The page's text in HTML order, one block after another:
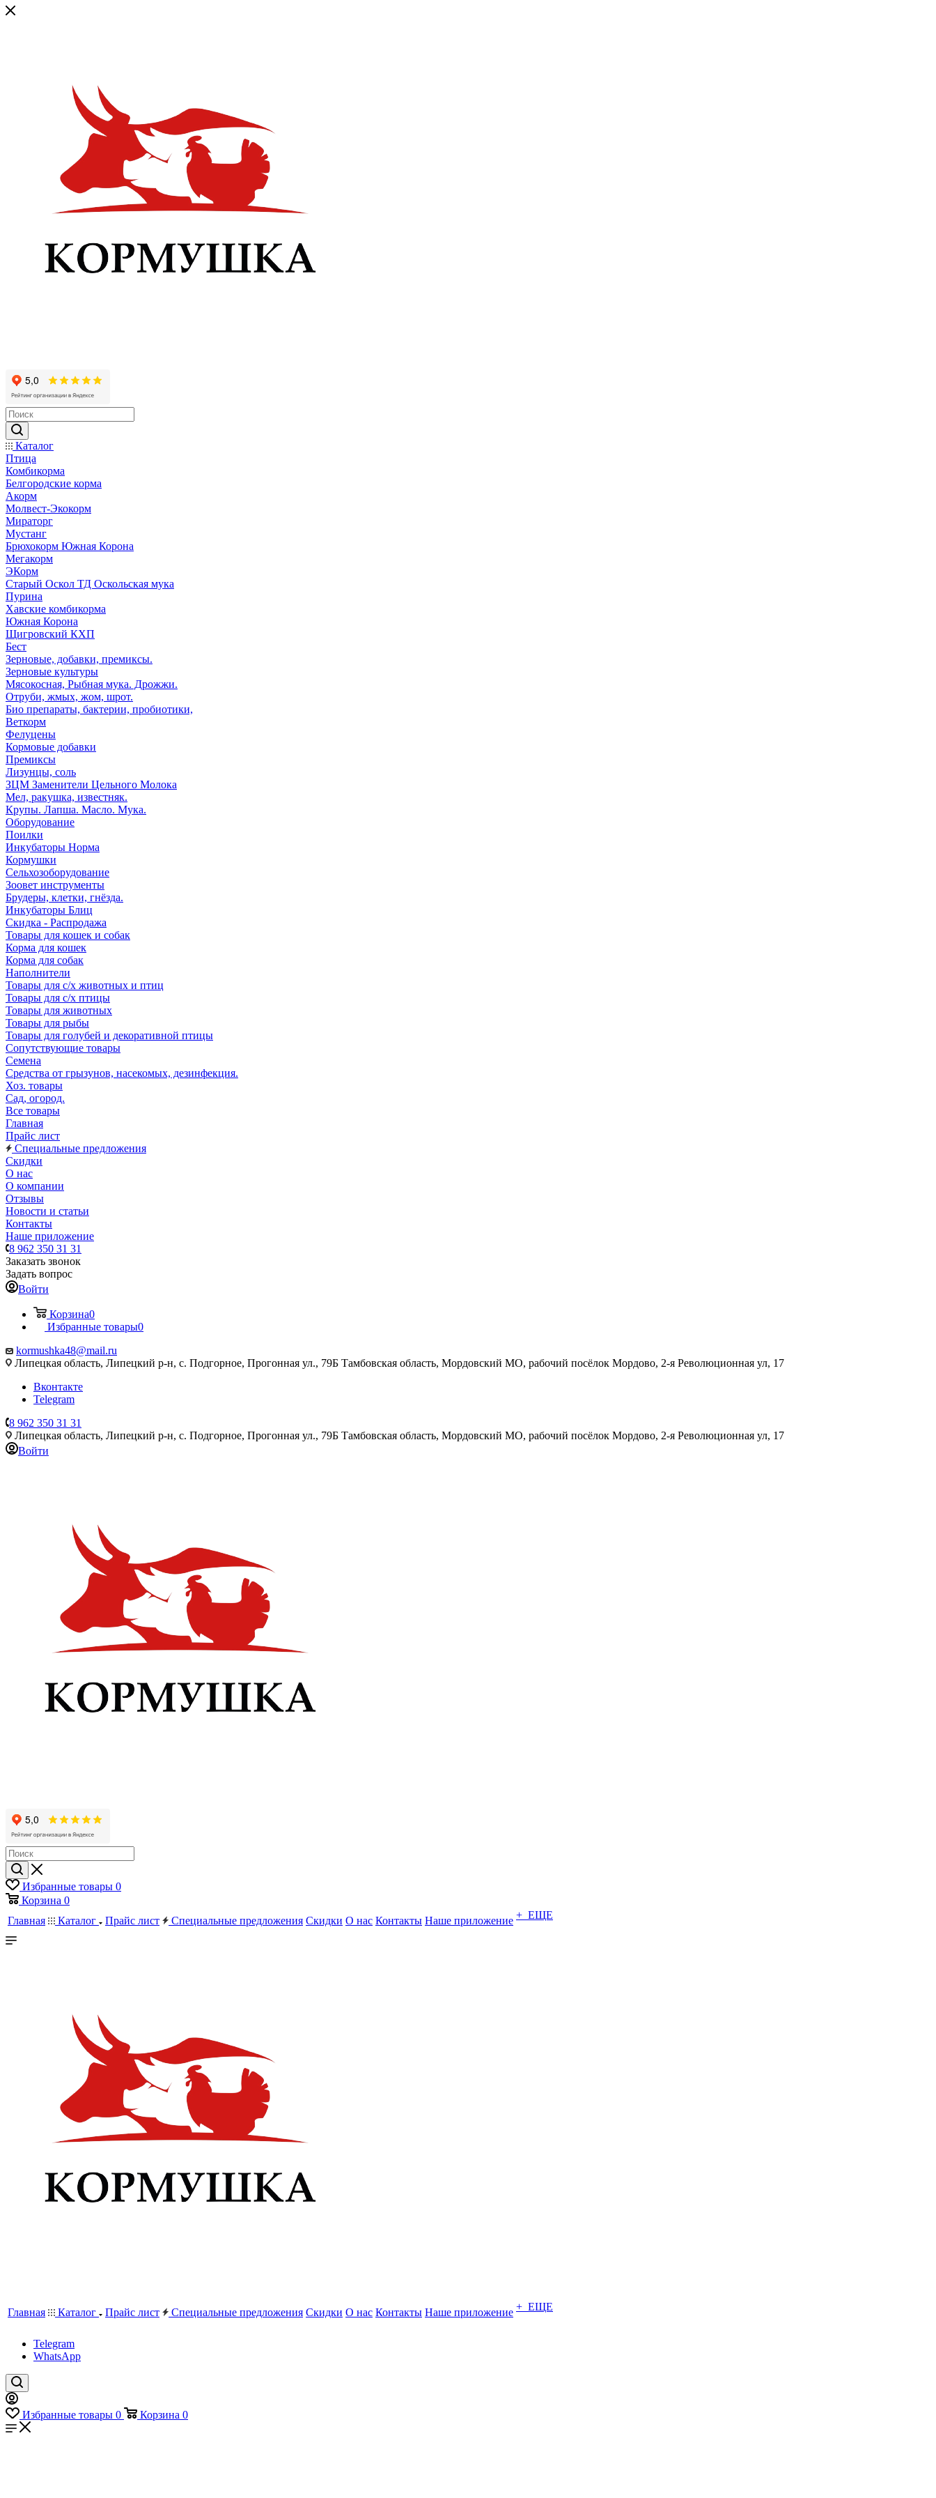
Каталог
Птица
Комбикорма
Белгородские корма
Акорм
Молвест-Экокорм
Мираторг
Мустанг
Брюхокорм Южная Корона
Мегакорм
ЭКорм
Старый Оскол ТД Оскольская мука
Пурина
Хавские комбикорма
Южная Корона
Щигровский КХП
Бест
Зерновые, добавки, премиксы.
Зерновые культуры
Мясокосная, Рыбная мука. Дрожжи.
Отруби, жмых, жом, шрот.
Био препараты, бактерии, пробиотики,
Веткорм
Фелуцены
Кормовые добавки
Премиксы
Лизунцы, соль
ЗЦМ Заменители Цельного Молока
Мел, ракушка, известняк.
Крупы. Лапша. Масло. Мука.
Оборудование
Поилки
Инкубаторы Норма
Кормушки
Сельхозоборудование
Зоовет инструменты
Брудеры, клетки, гнёзда.
Инкубаторы Блиц
Скидка - Распродажа
Товары для кошек и собак
Корма для кошек
Корма для собак
Наполнители
Товары для с/х животных и птиц
Товары для с/х птицы
Товары для животных
Товары для рыбы
Товары для голубей и декоративной птицы
Сопутствующие товары
Семена
Средства от грызунов, насекомых, дезинфекция.
Хоз. товары
Сад, огород.
Все товары
Главная
Прайс лист
Специальные предложения
Скидки
О нас
О компании
Отзывы
Новости и статьи
Контакты
Наше приложение
8 962 350 31 31
Заказать звонок
Задать вопрос
Войти
Корзина0
Избранные товары0
kormushka48@mail.ru
Липецкая область, Липецкий р-н, с. Подгорное, Прогонная ул., 79Б Тамбовская область, Мордовский МО, рабочий посёлок Мордово, 2-я Революционная ул, 17
Вконтакте
Telegram
8 962 350 31 31
Липецкая область, Липецкий р-н, с. Подгорное, Прогонная ул., 79Б Тамбовская область, Мордовский МО, рабочий посёлок Мордово, 2-я Революционная ул, 17
Войти
Избранные товары 0
Корзина 0
Главная
Каталог Прайс лист Специальные предложения Скидки О нас Контакты Наше приложение + ЕЩЕ
Главная Каталог Прайс лист Специальные предложения Скидки О нас Контакты Наше приложение + ЕЩЕ
Telegram
WhatsApp
Избранные товары 0 Корзина 0